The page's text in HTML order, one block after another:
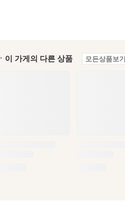
ㆍ이 가게의 다른 상품 모든상품보